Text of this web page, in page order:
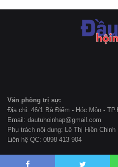
Văn phòng trị sự:
Địa chỉ: 46/1 Bà Điểm - Hóc Môn -
Email: dautuhoinhap@gmail.com
Phụ trách nội dung: Lê Thị Hiền Chinh
Liên hệ QC: 0898 413 904